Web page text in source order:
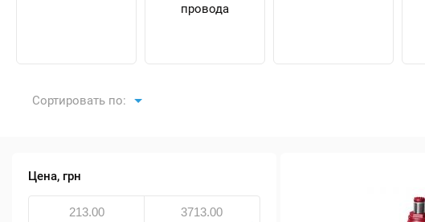
провода
Сортировать по:
Цена, грн